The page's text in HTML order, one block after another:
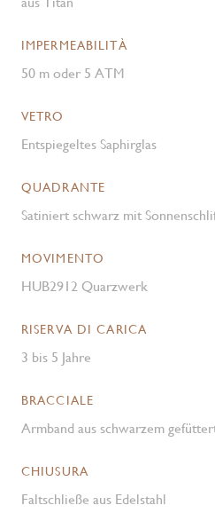
IMPERMEABILITÀ
50 m oder 5 ATM
VETRO
Entspiegeltes Saphirglas
QUADRANTE
Satiniert schwarz mit
MOVIMENTO
HUB2912 Quarzwerk
RISERVA DI CARICA
3 bis 5 Jahre
BRACCIALE
Armband aus schwarzem
CHIUSURA
Faltschließe aus Edelstahl